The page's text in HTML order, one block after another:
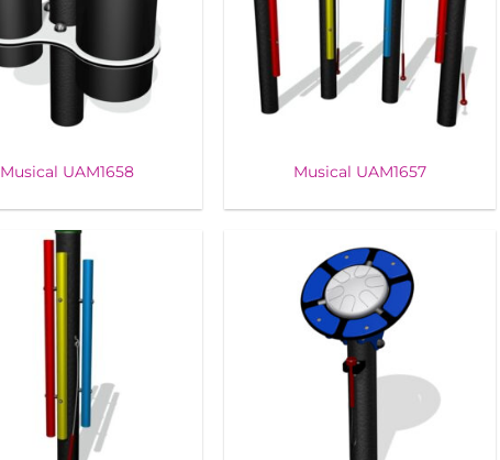
Musical UAM1658 Musical UAM1657